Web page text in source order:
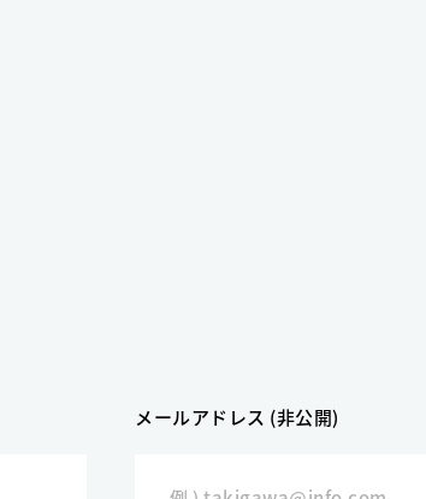
メールアドレス (非公開)